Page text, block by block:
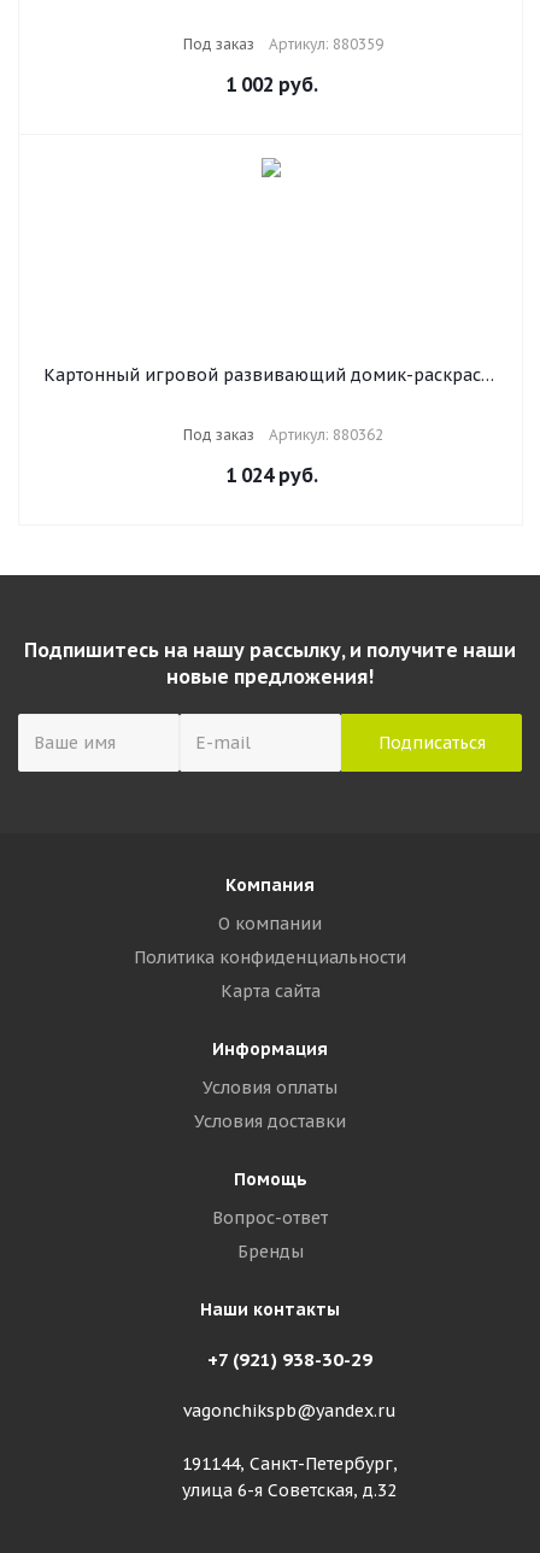
Под заказ Артикул: 880359
1 002 руб.
Картонный игровой развивающий домик-раскраска
Под заказ Артикул: 880362
1 024руб.
Подпишитесь на нашу рассылку, и получите наши
новые предложения!
Компания
О компании
Политика конфиденциальности
Карта сайта
Информация
Условия оплаты
Условия доставки
Помощь
Вопрос-ответ
Бренды
Наши контакты
+7 (921) 938-30-29
vagonchikspb@yandex.ru
191144, Санкт-Петербург,
улица 6-я Советская, д.32